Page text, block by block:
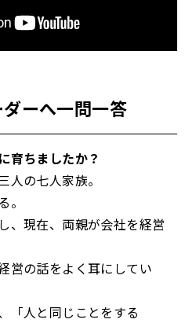
ーへ一問一答
育ちましたか？
人の七人家族。
。
、現在、両親が会社を経営
営の話をよく耳にしてい
「人と同じことをする